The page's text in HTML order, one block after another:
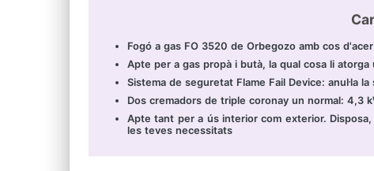
Fogó a gas FO 3520 de Orbegozo amb cos
Apte per a gas propà i butà, la qual cosa li
Sistema de seguretat Flame Fail Device: anul·la
Dos cremadors de triple coronay un normal: 4,3
Apte tant per a ús interior com exterior.
les teves necessitats